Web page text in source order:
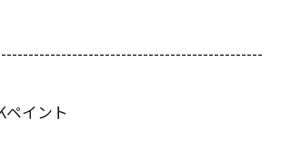
イント